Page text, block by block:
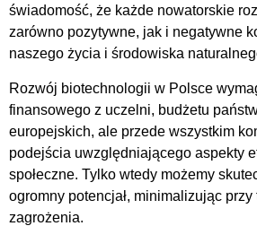
świadomość, że każde nowatorskie
zarówno pozytywne, jak i negatywne
naszego życia i środowiska
Rozwój biotechnologii w Polsce
finansowego z uczelni, budżetu
europejskich, ale przede wszystkim
podejścia uwzględniającego aspekty
społeczne. Tylko wtedy możemy
ogromny potencjał, minimalizując
zagrożenia.